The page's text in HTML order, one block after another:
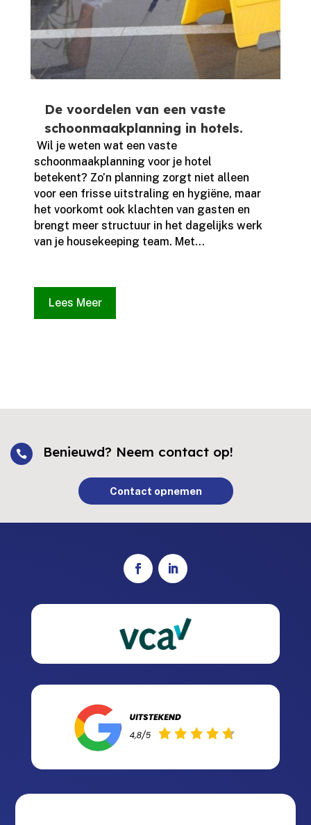
De voordelen van een vaste
schoonmaakplanning in hotels.
​ Wil je weten wat een vaste
schoonmaakplanning voor je hotel
betekent? Zo’n planning zorgt niet alleen
voor een frisse uitstraling en hygiëne, maar
het voorkomt ook klachten van gasten en
brengt meer structuur in het dagelijks werk
van je housekeeping team.​ Met...
Lees Meer
 Benieuwd? Neem contact op!
Contact opnemen